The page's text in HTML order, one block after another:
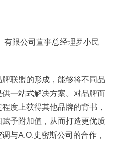
限公司董事总经理罗小民
联盟的形成，能够将不同品
一站式解决方案。对品牌而
度上获得其他品牌的背书，
予附加值，从而打造更优质
与A.O.史密斯公司的合作，